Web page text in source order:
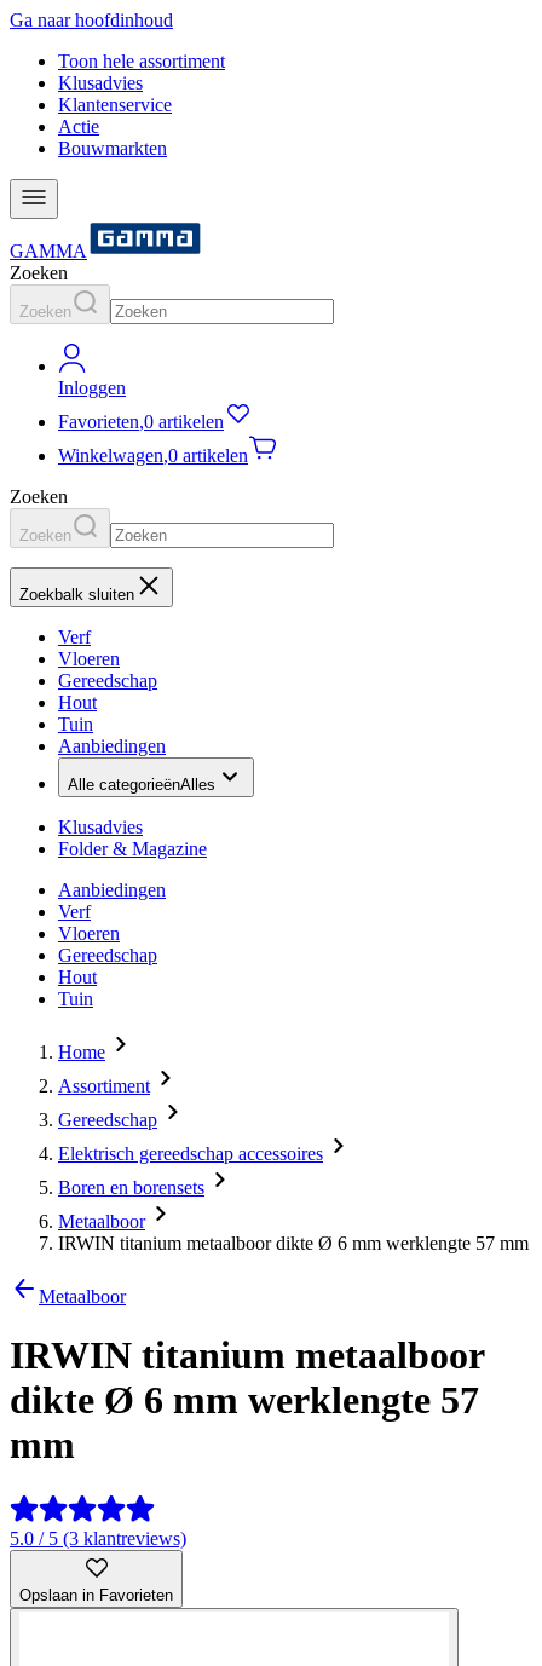
Ga naar hoofdinhoud
Toon hele assortiment
Klusadvies
Klantenservice
Actie
Bouwmarkten
GAMMA
Zoeken
Zoeken
Inloggen
Favorieten,0 artikelen
Winkelwagen,0 artikelen
Zoeken
Zoeken
Zoekbalk sluiten
Verf
Vloeren
Gereedschap
Hout
Tuin
Aanbiedingen
Alle categorieënAlles
Klusadvies
Folder & Magazine
Aanbiedingen
Verf
Vloeren
Gereedschap
Hout
Tuin
Home
Assortiment
Gereedschap
Elektrisch gereedschap accessoires
Boren en borensets
Metaalboor
IRWIN titanium metaalboor dikte Ø 6 mm werklengte 57 mm
Metaalboor
IRWIN titanium metaalboor
dikte Ø 6 mm werklengte 57
mm
5.0 / 5 (3 klantreviews)
Opslaan in Favorieten